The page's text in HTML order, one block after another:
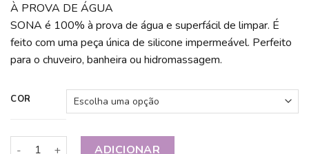
À PROVA DE ÁGUA
SONA é 100% à prova de água e superfácil de limpar. É
feito com uma peça única de silicone impermeável. Perfeito
para o chuveiro, banheira ou hidromassagem.
COR
Quantidade de LELO SONA 2 CRUISE
ADICIONAR